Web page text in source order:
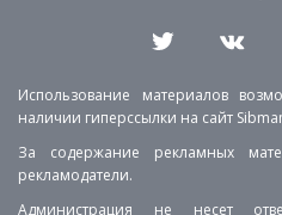
Использование материалов
наличии гиперссылки на сайт
За содержание рекламных
рекламодатели.
Администрация не несет